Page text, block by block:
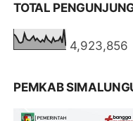
TOTAL
4,923,856
PEMKAB